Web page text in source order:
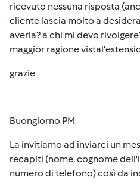
ricevuto nessuna risposta
cliente lascia molto a
averla? a chi mi devo
maggior ragione
grazie
Buongiorno PM,
La invitiamo ad inviarci un
recapiti (nome, cognome
numero di telefono) così da